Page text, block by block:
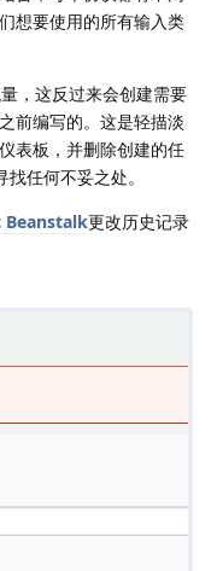
想要使用的所有输入类
，这反过来会创建需要
前编写的。这是轻描淡
表板，并删除创建的任
任何不妥之处。
Beanstalk更改历史记录